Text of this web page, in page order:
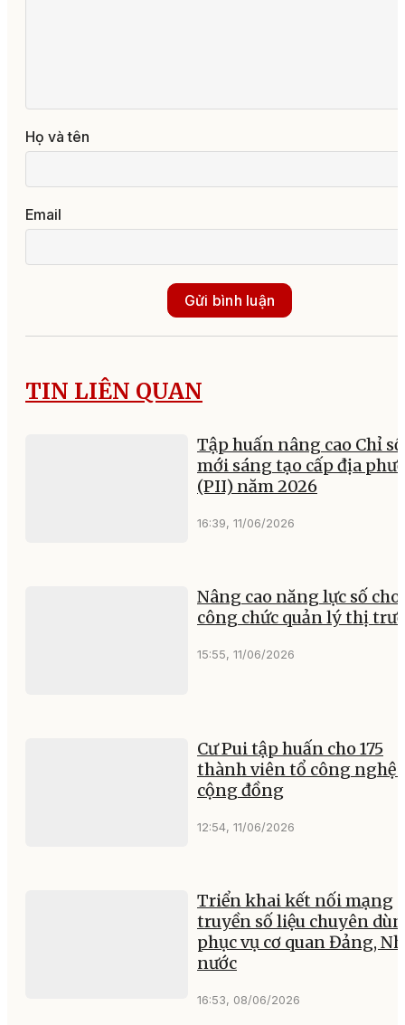
Họ và tên
Email
Gửi bình luận
TIN LIÊN QUAN
Tập huấn nâng cao Chỉ
mới sáng tạo cấp địa
(PII) năm 2026
16:39, 11/06/2026
Nâng cao năng lực số cho
công chức quản lý thị
15:55, 11/06/2026
Cư Pui tập huấn cho 175
thành viên tổ công nghệ
cộng đồng
12:54, 11/06/2026
Triển khai kết nối mạng
truyền số liệu chuyên
phục vụ cơ quan Đảng,
nước
16:53, 08/06/2026